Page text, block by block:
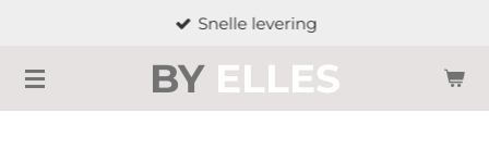
naar
de
BY ELLES
Snelle levering